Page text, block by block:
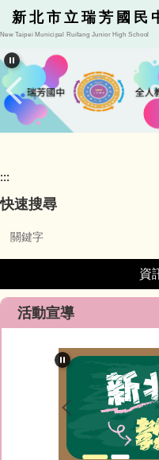
跳
到
要
內
容
區
新北市立瑞芳國民
New Taipei Municipal Ruifang Junior High School
:::
快速搜尋
資
資訊分類清單
最新消息
教師Blog
榮譽榜網站
活動宣導